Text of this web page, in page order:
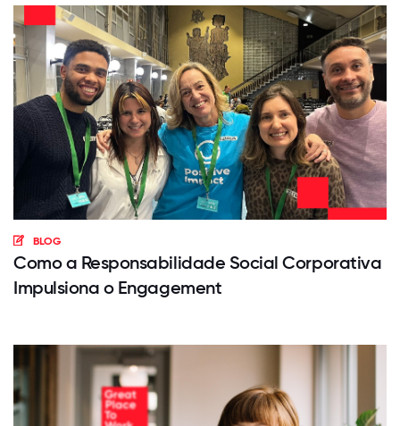
BLOG
Como a Responsabilidade Social Corporativa
Impulsiona o Engagement